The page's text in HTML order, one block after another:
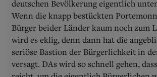
deutschen Bevölkerung eigentlich
Wenn die knapp bestückten
Bürger beider Länder kaum noch zum
wird es eklig, denn dann hat die
seriöse Bastion der Bürgerlichkeit in
versagt. DAs wird so schnell gehen,